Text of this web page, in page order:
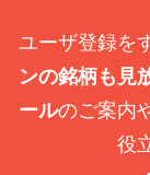
ユーザ登録を
ンの銘柄も見
ールのご案内
役